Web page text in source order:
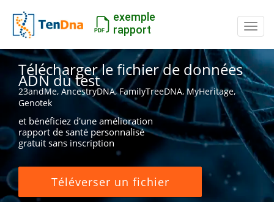
exemple
rapport
Télécharger le fichier de données
ADN du test
23andMe, AncestryDNA, FamilyTreeDNA, MyHeritage,
Genotek
et bénéficiez d'une amélioration
rapport de santé personnalisé
gratuit sans inscription
Téléverser un fichier